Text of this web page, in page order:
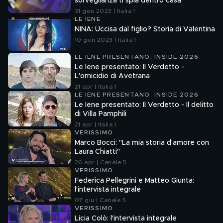
31 gen 2023 | Italia 1
LE IENE
NINA: Uccisa dal figlio? Storia di Valentina
10 gen 2023 | Italia 1
LE IENE PRESENTANO: INSIDE 2026
Le Iene presentato: Il Verdetto -
L'omicidio di Avetrana
21 apr | Italia 1
LE IENE PRESENTANO: INSIDE 2026
Le Iene presentato: Il Verdetto - Il delitto
di Villa Pamphili
21 apr | Italia 1
VERISSIMO
Marco Bocci: "La mia storia d'amore con
Laura Chiatti"
26 apr | Canale 5
VERISSIMO
Federica Pellegrini e Matteo Giunta:
l'intervista integrale
07 giu | Canale 5
VERISSIMO
Licia Colò: l'intervista integrale